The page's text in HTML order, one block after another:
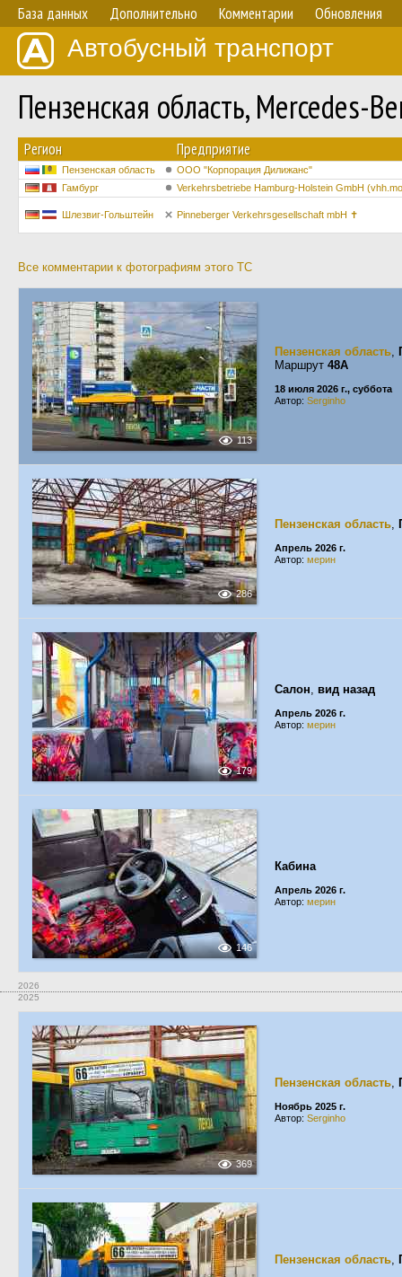
База данных Дополнительно Комментарии Обновления
Автобусный транспорт
Пензенская область,
Регион Предприятие
Пензенская область
ООО "Корпорация Дилижанс"
Гамбург
Verkehrsbetriebe Hamburg-Holstein GmbH
Шлезвиг-Гольштейн Pinneberger Verkehrsgesellschaft mbH ✝
Все комментарии к фотографиям этого ТС
113
Пензенская область,
Маршрут 48А
18 июля 2026 г., суббота
Автор: Serginho
286
Пензенская область,
Апрель 2026 г.
Автор: мерин
179
Салон, вид назад
Апрель 2026 г.
Автор: мерин
146
Кабина
Апрель 2026 г.
Автор: мерин
2026
2025
369
Пензенская область,
Ноябрь 2025 г.
Автор: Serginho
Пензенская область,